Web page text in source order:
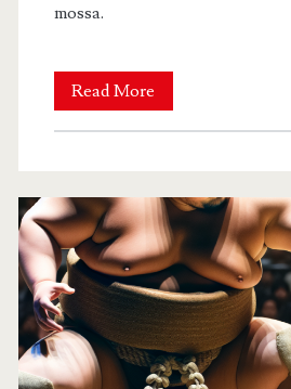
mossa.
Read More
e
nel
sumo
giapponese:
analisi
della